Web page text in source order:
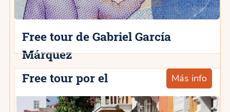
Free tour de Gabriel García
Márquez
Más info
Free tour por el